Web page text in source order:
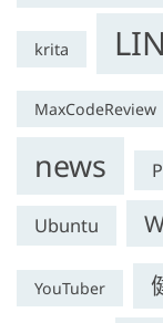
krita
MaxCodeReview
news
Ubuntu
YouTuber